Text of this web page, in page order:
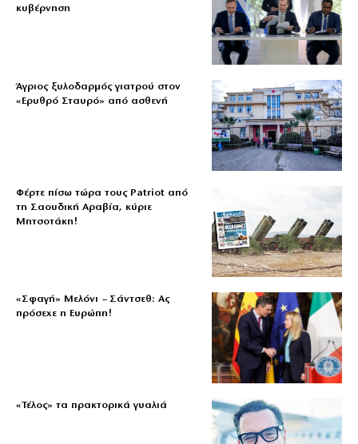
κυβέρνηση
Άγριος ξυλοδαρμός γιατρού στον
«Ερυθρό Σταυρό» από ασθενή
Φέρτε πίσω τώρα τους Patriot από
τη Σαουδική Αραβία, κύριε
Μητσοτάκη!
«Σφαγή» Μελόνι – Σάντσεθ: Ας
πρόσεχε η Ευρώπη!
«Τέλος» τα πρακτορικά γυαλιά